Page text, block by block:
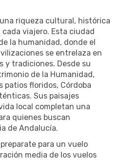
riqueza cultural, histórica
viajero. Esta ciudad
la humanidad, donde el
se entrelaza en
y tradiciones. Desde su
de la Humanidad,
patios floridos, Córdoba
Sus paisajes
local completan una
quienes buscan
de Andalucía.
para un vuelo
media de los vuelos